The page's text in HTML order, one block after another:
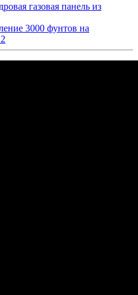
газовая панель из
3000 фунтов на